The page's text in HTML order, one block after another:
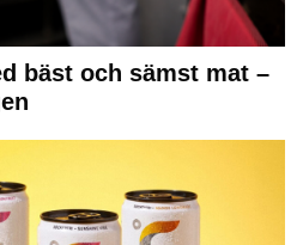
bäst och sämst mat –